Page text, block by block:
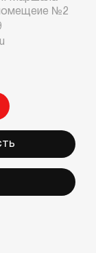
№2